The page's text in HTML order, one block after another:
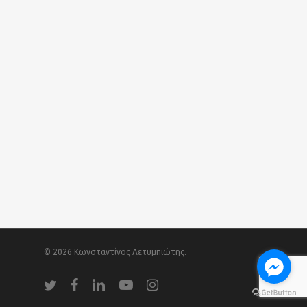
© 2026 Κωνσταντίνος Λετυμπιώτης.
twitter facebooklinkedin youtube instagram